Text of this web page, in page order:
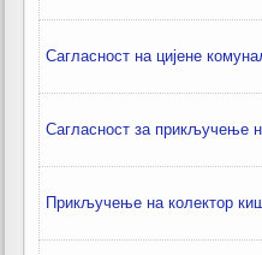
Сагласност на цијене
Сагласност за прикључење
Прикључење на колектор